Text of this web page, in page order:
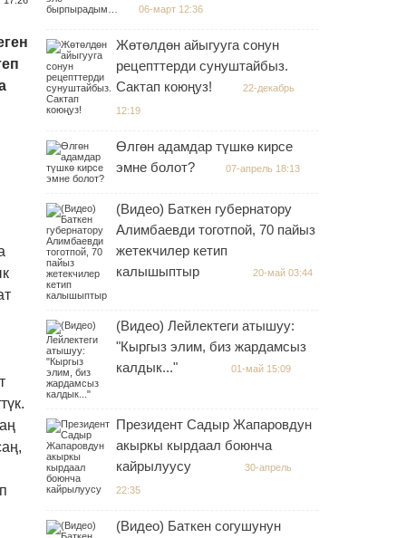
06-март 12:36
Жөтөлдөн айыгууга сонун
рецепттерди сунуштайбыз.
Сактап коюңуз!
22-декабрь
12:19
Өлгөн адамдар түшкө кирсе
эмне болот?
07-апрель 18:13
(Видео) Баткен губернатору
Алимбаевди тоготпой, 70 пайыз
жетекчилер кетип
калышыптыр
20-май 03:44
(Видео) Лейлектеги атышуу:
"Кыргыз элим, биз жардамсыз
калдык..."
01-май 15:09
Президент Садыр Жапаровдун
акыркы кырдаал боюнча
кайрылуусу
30-апрель
22:35
(Видео) Баткен согушунун